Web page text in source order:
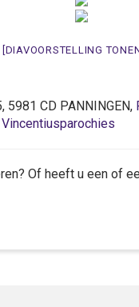
[DIAVOORSTELLING
5981 CD PANNINGEN,
Of heeft u een of